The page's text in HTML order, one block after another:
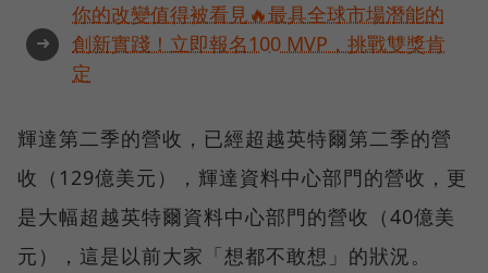
➜
你的改變值得被看見🔥最具全球市場潛能的
創新實踐！立即報名100 MVP，挑戰雙獎肯
定
輝達第二季的營收，已經超越英特爾第二季的營
收（129億美元），輝達資料中心部門的營收，更
是大幅超越英特爾資料中心部門的營收（40億美
元），這是以前大家「想都不敢想」的狀況。